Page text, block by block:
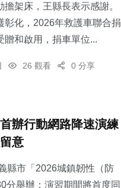
架床，王縣長表示感謝。
彰化，2026年救護車聯合捐
贈和啟用，捐車單位...
26 觀看 0 分享
辦行動網路降速演練
意
縣市「2026城鎮韌性（防
分舉辦；演習期間將首度同